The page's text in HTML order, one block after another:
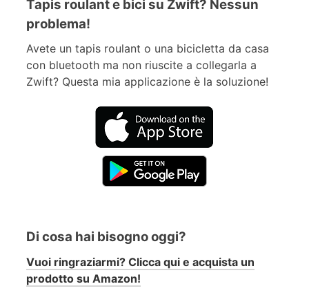
Tapis roulant e bici su Zwift? Nessun
problema!
Avete un tapis roulant o una bicicletta da casa
con bluetooth ma non riuscite a collegarla a
Zwift? Questa mia applicazione è la soluzione!
Di cosa hai bisogno oggi?
Vuoi ringraziarmi? Clicca qui e acquista un
prodotto su Amazon!